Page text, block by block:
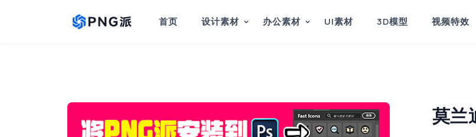
首页 设计素材 办公素材 UI素材 3D模型 视频特效
莫兰